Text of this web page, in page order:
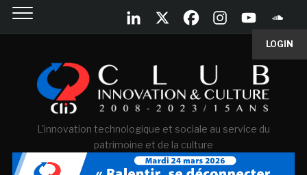
LOGIN
L'innovation technologique et sociale au service du
patrimoine et de la culture